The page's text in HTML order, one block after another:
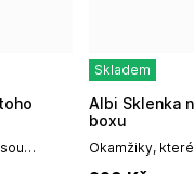
Skladem
Okamžiky,
Albi Sklenka na víno - 40 let v dárkovém
boxu